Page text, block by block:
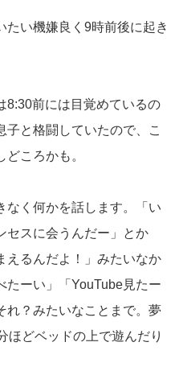
たい機嫌良く9時前後に起き
8:30前には目覚めているの
子と格闘していたので、こ
ころかも。
なく何かを話します。「い
セスに会うんだー」とか
えるんだよ！」みたいなか
たーい」「YouTube見たー
れ？みたいなことまで。夢
ほどベッドの上で遊んだり